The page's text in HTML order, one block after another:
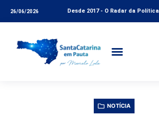
26/06/2026 Desde 2017 - O Radar da Política
NOTÍCIA